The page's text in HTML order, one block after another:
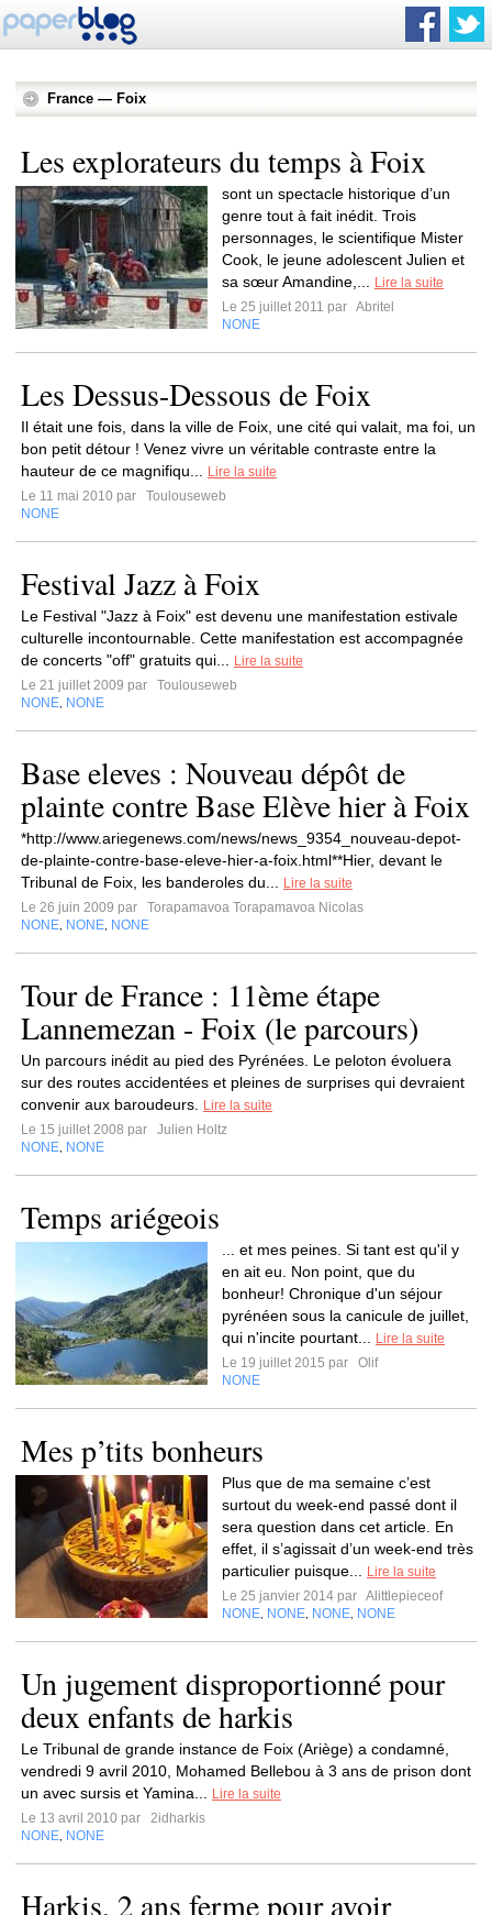
France — Foix
Les explorateurs du temps à Foix
sont un spectacle historique d’un
genre tout à fait inédit. Trois
personnages, le scientifique Mister
Cook, le jeune adolescent Julien et
sa sœur Amandine,...
Lire la suite
Le 25 juillet 2011 par Abritel
NONE
Les Dessus-Dessous de Foix
Il était une fois, dans la ville de Foix, une cité qui valait, ma foi, un
bon petit détour ! Venez vivre un véritable contraste entre la
hauteur de ce magnifiqu...
Lire la suite
Le 11 mai 2010 par
Toulouseweb
NONE
Festival Jazz à Foix
Le Festival "Jazz à Foix" est devenu une manifestation estivale
culturelle incontournable. Cette manifestation est accompagnée
de concerts "off" gratuits qui...
Lire la suite
Le 21 juillet 2009 par
Toulouseweb
NONE NONE
Base eleves : Nouveau dépôt de
plainte contre Base Elève hier à Foix
*http://www.ariegenews.com/news/news_9354_nouveau-depot-
de-plainte-contre-base-eleve-hier-a-foix.html**Hier, devant le
Tribunal de Foix, les banderoles du...
Lire la suite
Le 26 juin 2009 par
Torapamavoa Torapamavoa Nicolas
NONE NONE NONE
Tour de France : 11ème étape
Lannemezan - Foix (le parcours)
Un parcours inédit au pied des Pyrénées. Le peloton évoluera
sur des routes accidentées et pleines de surprises qui devraient
convenir aux baroudeurs.
Lire la suite
Le 15 juillet 2008 par
Julien Holtz
NONE NONE
Temps ariégeois
... et mes peines. Si tant est qu'il y
en ait eu. Non point, que du
bonheur! Chronique d'un séjour
pyrénéen sous la canicule de juillet,
qui n'incite pourtant...
Lire la suite
Le 19 juillet 2015 par
Olif
NONE
Mes p’tits bonheurs
Plus que de ma semaine c’est
surtout du week-end passé dont il
sera question dans cet article. En
effet, il s’agissait d’un week-end très
particulier puisque...
Lire la suite
Le 25 janvier 2014 par Alittlepieceof
NONE NONE NONE NONE
Un jugement disproportionné pour
deux enfants de harkis
Le Tribunal de grande instance de Foix (Ariège) a condamné,
vendredi 9 avril 2010, Mohamed Bellebou à 3 ans de prison dont
un avec sursis et Yamina...
Lire la suite
Le 13 avril 2010 par
2idharkis
NONE NONE
Harkis, 2 ans ferme pour avoir